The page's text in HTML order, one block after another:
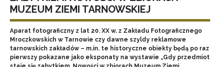
MUZEUM ZIEMI TARNOWSKIEJ
Aparat fotograficzny z lat 20. XX w. z Zakładu Fotograficznego
Mroczkowskich w Tarnowie czy dawne szyldy reklamowe
tarnowskich zakładów – m.in. te historyczne obiekty będą po raz
pierwszy pokazane jako eksponaty na wystawie „Gdy przedmiot